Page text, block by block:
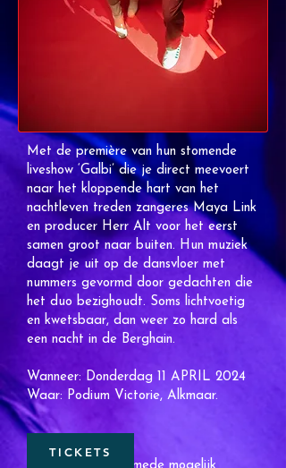
Met de première van hun stomende
liveshow ‘Galbi’ die je direct meevoert
naar het kloppende hart van het
nachtleven treden zangeres Maya Link
en producer Herr Alt voor het eerst
samen groot naar buiten. Hun muziek
daagt je uit op de dansvloer met
nummers gevormd door gedachten die
het duo bezighoudt. Soms lichtvoetig
en kwetsbaar, dan weer zo hard als
een nacht in de Berghain.
Wanneer: Donderdag 11 APRIL 2024
Waar: Podium Victorie, Alkmaar.
TICKETS